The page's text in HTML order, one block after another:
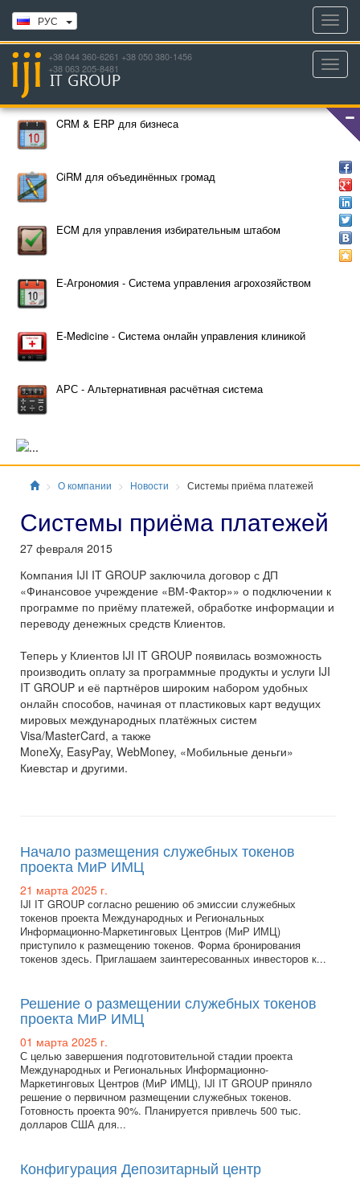
РУС
+38 044 360-6261 +38 050 380-1456
+38 063 205-8481
CRM & ERP для бизнеса
CiRM для объединённых громад
ECM для управления избирательным штабом
Е-Агрономия - Система управления агрохозяйством
E-Medicine - Система онлайн управления клиникой
АРС - Альтернативная расчётная система
ГлавнаяО компании Новости Системы приёма платежей
Системы приёма платежей
27 февраля 2015
Компания IJI IT GROUP заключила договор с ДП
«Финансовое учреждение «ВМ-Фактор»» о подключении к
программе по приёму платежей, обработке информации и
переводу денежных средств Клиентов.
Теперь у Клиентов IJI IT GROUP появилась возможность
производить оплату за программные продукты и услуги IJI
IT GROUP и её партнёров широким набором удобных
онлайн способов, начиная от пластиковых карт ведущих
мировых международных платёжных систем
Visa/MasterCard, а также
MoneXy, EasyPay, WebMoney, «Мобильные деньги»
Киевстар и другими.
Начало размещения служебных токенов
проекта МиР ИМЦ
21 марта 2025 г.
IJI IT GROUP согласно решению об эмиссии служебных
токенов проекта Международных и Региональных
Информационно-Маркетинговых Центров (МиР ИМЦ)
приступило к размещению токенов. Форма бронирования
токенов здесь. Приглашаем заинтересованных инвесторов к...
Решение о размещении служебных токенов
проекта МиР ИМЦ
01 марта 2025 г.
С целью завершения подготовительной стадии проекта
Международных и Региональных Информационно-
Маркетинговых Центров (МиР ИМЦ), IJI IT GROUP приняло
решение о первичном размещении служебных токенов.
Готовность проекта 90%. Планируется привлечь 500 тыс.
долларов США для...
Конфигурация Депозитарный центр